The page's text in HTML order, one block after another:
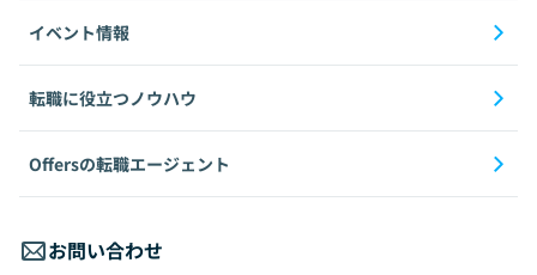
イベント情報
転職に役立つノウハウ
Offersの転職エージェント
お問い合わせ